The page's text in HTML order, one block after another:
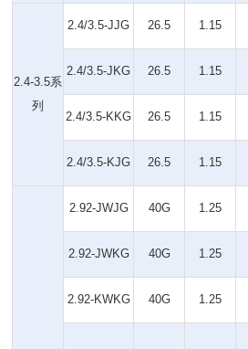
2.4-3.5系
列
2.4/3.5-JJG 26.5 1.15
2.4/3.5-JKG 26.5 1.15
2.4/3.5-KKG 26.5 1.15
2.4/3.5-KJG 26.5 1.15
2.92-JWJG 40G 1.25
2.92-JWKG 40G 1.25
2.92-KWKG 40G 1.25